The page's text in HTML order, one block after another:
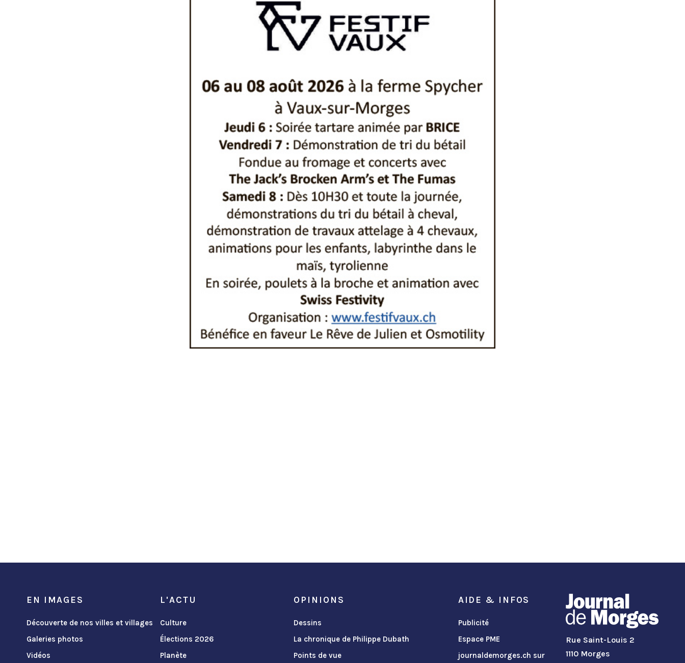
EN IMAGES
Découverte de nos villes et villages
Galeries photos
Vidéos
L'ACTU
Culture
Élections 2026
Planète
OPINIONS
Dessins
La chronique de Philippe Dubath
Points de vue
AIDE & INFOS
Publicité
Espace PME
journaldemorges.ch sur
Rue Saint-Louis 2
1110 Morges